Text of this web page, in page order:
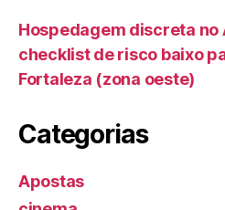
Hospedagem discreta no
checklist de risco baixo
Fortaleza (zona oeste)
Categorias
Apostas